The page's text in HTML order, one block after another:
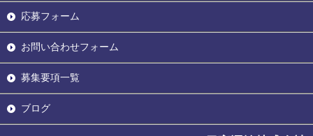
応募フォーム
お問い合わせフォーム
募集要項一覧
ブログ